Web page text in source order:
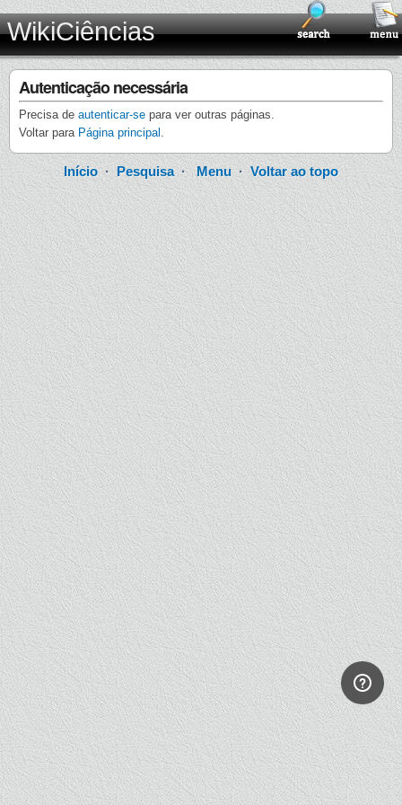
WikiCiências
Autenticação necessária
Precisa de autenticar-se para ver outras páginas.
Voltar para Página principal .
Início · Pesquisa·Menu ·Voltar ao topo